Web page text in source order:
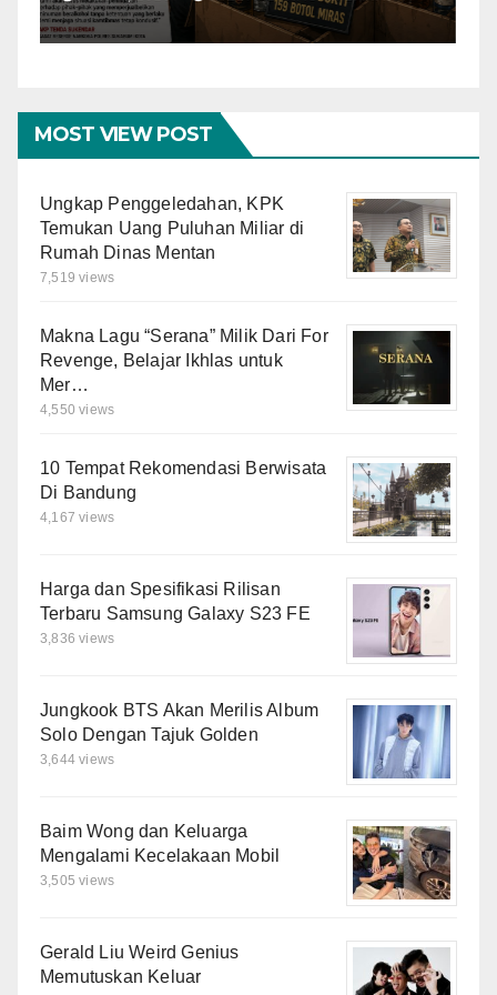
Operasi Penyakit
MOST VIEW POST
Ungkap Penggeledahan, KPK
Temukan Uang Puluhan Miliar di
Rumah Dinas Mentan
7,519 views
Makna Lagu “Serana” Milik Dari For
Revenge, Belajar Ikhlas untuk
Mer…
4,550 views
10 Tempat Rekomendasi Berwisata
Di Bandung
4,167 views
Harga dan Spesifikasi Rilisan
Terbaru Samsung Galaxy S23 FE
3,836 views
Jungkook BTS Akan Merilis Album
Solo Dengan Tajuk Golden
3,644 views
Baim Wong dan Keluarga
Mengalami Kecelakaan Mobil
3,505 views
Gerald Liu Weird Genius
Memutuskan Keluar